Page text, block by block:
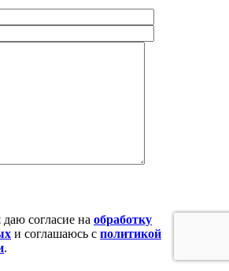
согласие на обработку
и соглашаюсь с политикой
.